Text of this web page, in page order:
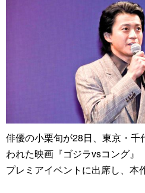
俳優の小栗旬が28日、東京・
われた映画『ゴジラvsコング』
プレミアイベントに出席し、本